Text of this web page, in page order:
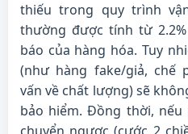
thiếu trong quy trình
thường được tính từ
báo của hàng hóa. Tuy
(như hàng fake/giả, chế
vấn về chất lượng) sẽ
bảo hiểm. Đồng thời,